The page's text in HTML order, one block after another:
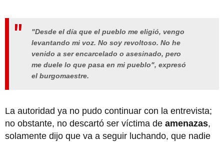
"Desde el día que el pueblo me eligió, vengo
levantando mi voz. No soy revoltoso. No he
venido a ser encarcelado o asesinado, pero
me duele lo que pasa en mi pueblo", expresó
el burgomaestre.
La autoridad ya no pudo continuar con la entrevista;
no obstante, no descartó ser víctima de amenazas,
solamente dijo que va a seguir luchando, que nadie